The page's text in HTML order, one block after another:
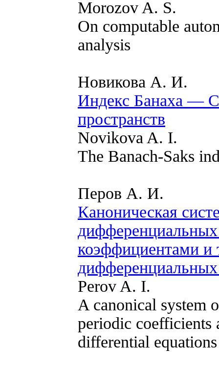
Morozov A. S.
On computable
analysis
Новикова А. И.
Индекс Банаха —
пространств
Novikova A. I.
The Banach-Saks
Перов А. И.
Каноническая
коэффициентами
Perov A. I.
A canonical system
periodic coefficients
differential